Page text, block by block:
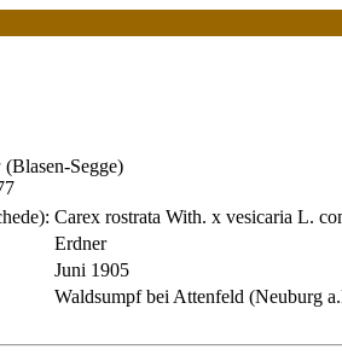
(Blasen-Segge)
Carex rostrata With. x vesicaria L.
Erdner
Juni 1905
Waldsumpf bei Attenfeld (Neuburg